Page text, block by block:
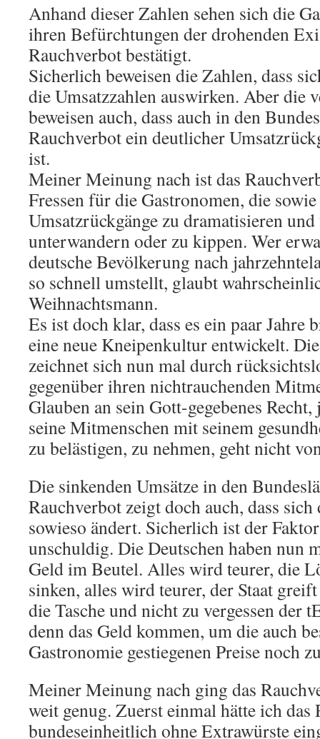
Anhand dieser Zahlen sehen sich die
ihren Befürchtungen der drohenden
Rauchverbot bestätigt.
Sicherlich beweisen die Zahlen, dass
die Umsatzzahlen auswirken. Aber die
beweisen auch, dass auch in den
Rauchverbot ein deutlicher
ist.
Meiner Meinung nach ist das
Fressen für die Gastronomen, die
Umsatzrückgänge zu dramatisieren
unterwandern oder zu kippen. Wer
deutsche Bevölkerung nach
so schnell umstellt, glaubt
Weihnachtsmann.
Es ist doch klar, dass es ein paar Jahre
eine neue Kneipenkultur entwickelt.
zeichnet sich nun mal durch
gegenüber ihren nichtrauchenden
Glauben an sein Gott-gegebenes
seine Mitmenschen mit seinem
zu belästigen, zu nehmen, geht nicht
Die sinkenden Umsätze in den
Rauchverbot zeigt doch auch, dass
sowieso ändert. Sicherlich ist der
unschuldig. Die Deutschen haben nun
Geld im Beutel. Alles wird teurer, die
sinken, alles wird teurer, der Staat
die Tasche und nicht zu vergessen der
denn das Geld kommen, um die auch
Gastronomie gestiegenen Preise noch
Meiner Meinung nach ging das
weit genug. Zuerst einmal hätte ich das
bundeseinheitlich ohne Extrawürste